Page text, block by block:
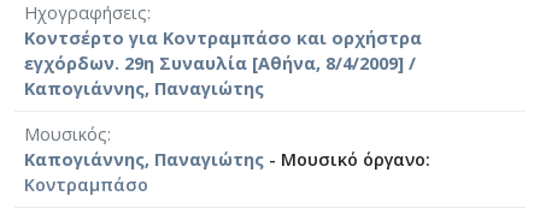
Ηχογραφήσεις
Κοντσέρτο για Κοντραμπάσο και ορχήστρα
εγχόρδων. 29η Συναυλία [Αθήνα, 8/4/2009] /
Καπογιάννης, Παναγιώτης
Μουσικός
Καπογιάννης, Παναγιώτης - Μουσικό όργανο:
Κοντραμπάσο